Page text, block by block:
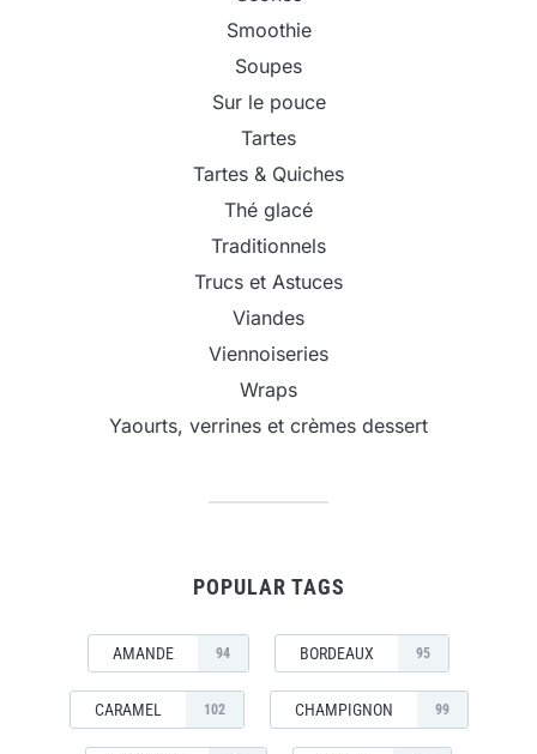
Smoothie
Soupes
Sur le pouce
Tartes
Tartes & Quiches
Thé glacé
Traditionnels
Trucs et Astuces
Viandes
Viennoiseries
Wraps
Yaourts, verrines et crèmes dessert
POPULAR TAGS
AMANDE 94 BORDEAUX 95
CARAMEL 102 CHAMPIGNON 99